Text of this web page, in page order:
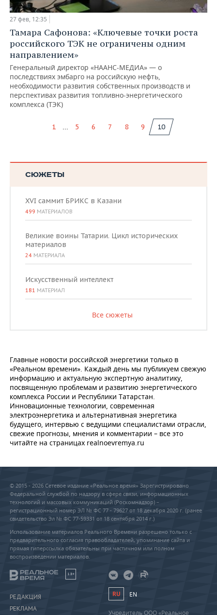
27 фев, 12:35
Тамара Сафонова: «Ключевые точки роста
российского ТЭК не ограничены одним
направлением»
Генеральный директор «НААНС-МЕДИА» — о
последствиях эмбарго на российскую нефть,
необходимости развития собственных производств и
перспективах развития топливно-энергетического
комплекса (ТЭК)
1 ... 5 6 7 8 9 10
СЮЖЕТЫ
XVI саммит БРИКС в Казани
499 МАТЕРИАЛОВ
Великие воины Татарии. Цикл исторических
материалов
24 МАТЕРИАЛА
Искусственный интеллект
181 МАТЕРИАЛ
Все сюжеты
Главные новости российской энергетики только в
«Реальном времени». Каждый день мы публикуем свежую
информацию и актуальную экспертную аналитику,
посвященную проблемам и развитию энергетического
комплекса России и Республики Татарстан.
Инновационные технологии, современная
электроэнергетика и альтернативная энергетика
будущего, интервью с ведущими специалистами отрасли,
свежие прогнозы, мнения и комментарии – все это
читайте на страницах realnoevremya.ru
© 2015 - 2026 Сетевое издание «Реальное время» Зарегистрировано
Федеральной службой по надзору в сфере связи, информационных
технологий и массовых коммуникаций (Роскомнадзор) –
регистрационный номер ЭЛ № ФС 77 - 79627 от 18 декабря 2020 г. (ранее
свидетельство Эл № ФС 77-59331 от 18 сентября 2014 г.)
Использование материалов Реального Времени разрешено только с
предварительного согласия правообладателей, упоминание сайта и
прямая гиперссылка обязательны при частичном или полном
воспроизведении материалов.
18+
РЕДАКЦИЯ
РЕКЛАМА
RU EN
Учредитель ООО «Реальное